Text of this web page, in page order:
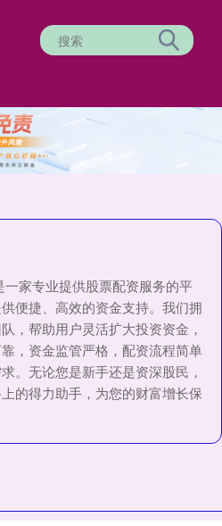
家专业提供股票配资服务的平
便捷、高效的资金支持。我们拥
，帮助用户灵活扩大投资资金，
，资金监管严格，配资流程简单
。无论您是新手还是资深股民，
的得力助手，为您的财富增长保